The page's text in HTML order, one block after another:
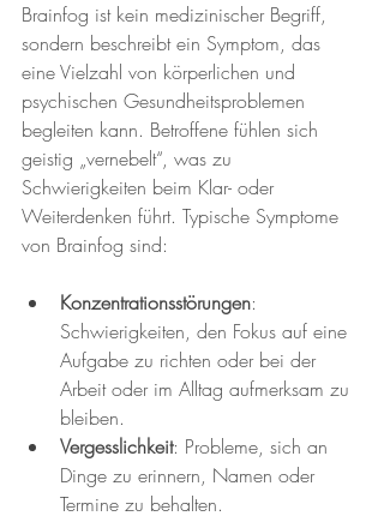
Brainfog ist kein medizinischer Begriff,
sondern beschreibt ein Symptom, das
eine Vielzahl von körperlichen und
psychischen Gesundheitsproblemen
begleiten kann. Betroffene fühlen sich
geistig „vernebelt“, was zu
Schwierigkeiten beim Klar- oder
Weiterdenken führt. Typische Symptome
von Brainfog sind:
Konzentrationsstörungen:
Schwierigkeiten, den Fokus auf eine
Aufgabe zu richten oder bei der
Arbeit oder im Alltag aufmerksam zu
bleiben.
Vergesslichkeit: Probleme, sich an
Dinge zu erinnern, Namen oder
Termine zu behalten.